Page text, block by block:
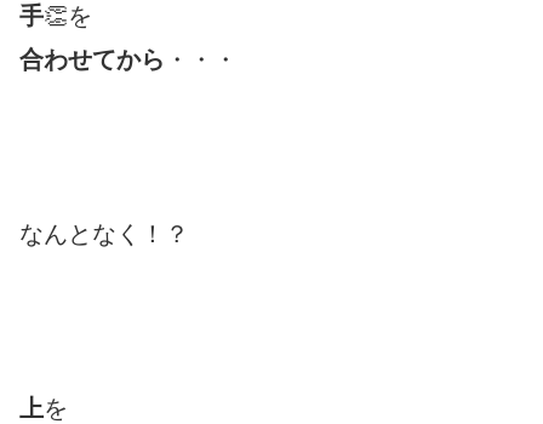
手👏を
合わせてから ・・・
なんとなく！？
上を